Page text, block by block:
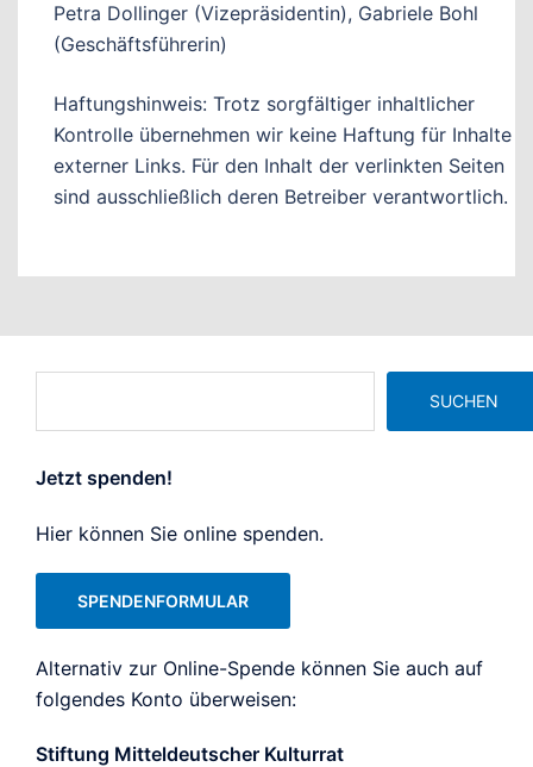
Petra Dollinger (Vizepräsidentin), Gabriele Bohl
(Geschäftsführerin)
Haftungshinweis: Trotz sorgfältiger inhaltlicher
Kontrolle übernehmen wir keine Haftung für Inhalte
externer Links. Für den Inhalt der verlinkten Seiten
sind ausschließlich deren Betreiber verantwortlich.
SUCHEN
Jetzt spenden!
Hier können Sie online spenden.
SPENDENFORMULAR
Alternativ zur Online-Spende können Sie auch auf
folgendes Konto überweisen:
Stiftung Mitteldeutscher Kulturrat